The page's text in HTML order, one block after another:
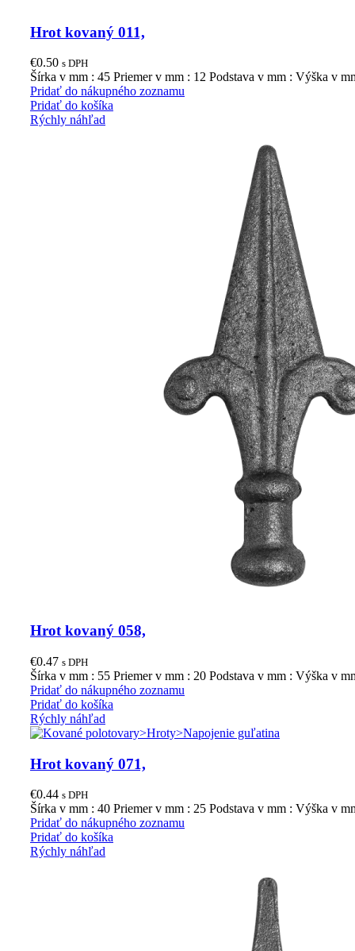
Hrot kovaný 011,
€0.50 s DPH
Šírka v mm : 45 Priemer v mm : 12 Podstava v mm : Výška v
Pridať do nákupného zoznamu
Pridať do košíka
Rýchly náhľad
Hrot kovaný 058,
€0.47 s DPH
Šírka v mm : 55 Priemer v mm : 20 Podstava v mm : Výška v
Pridať do nákupného zoznamu
Pridať do košíka
Rýchly náhľad
Hrot kovaný 071,
€0.44 s DPH
Šírka v mm : 40 Priemer v mm : 25 Podstava v mm : Výška v
Pridať do nákupného zoznamu
Pridať do košíka
Rýchly náhľad